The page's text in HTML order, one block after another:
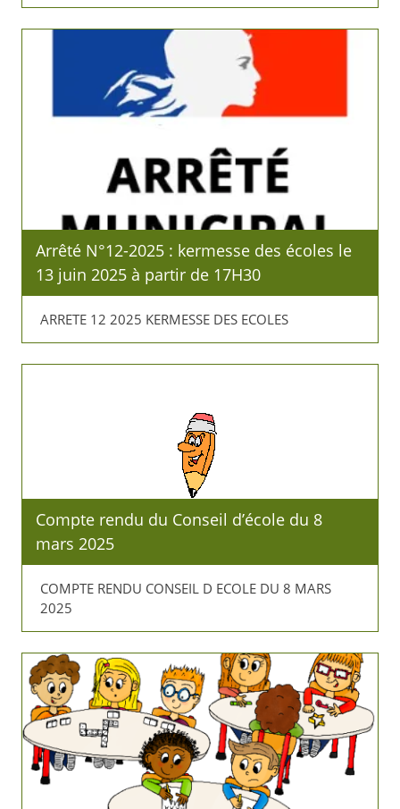
Arrêté N°12-2025 : kermesse des écoles le
13 juin 2025 à partir de 17H30
ARRETE 12 2025 KERMESSE DES ECOLES
Compte rendu du Conseil d’école du 8
mars 2025
COMPTE RENDU CONSEIL D ECOLE DU 8 MARS
2025